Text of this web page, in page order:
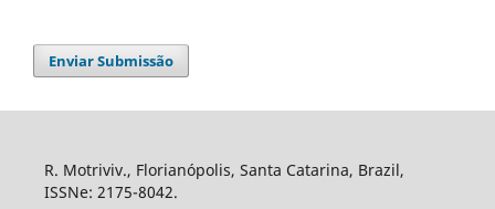
Enviar Submissão
R. Motriviv., Florianópolis, Santa Catarina, Brazil,
ISSNe: 2175-8042.